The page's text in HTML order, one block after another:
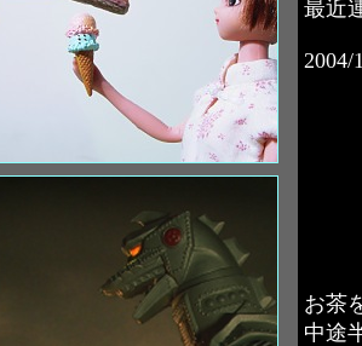
最近
2004/
お茶
中途